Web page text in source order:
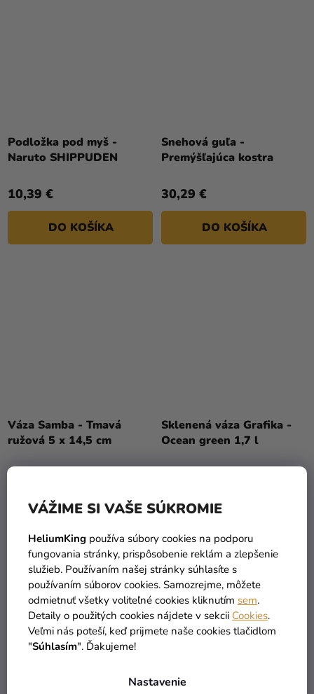
VÁŽIME SI VAŠE SÚKROMIE
HeliumKing používa súbory cookies na podporu
fungovania stránky, prispôsobenie reklám a zlepšenie
služieb. Používaním našej stránky súhlasíte s
používaním súborov cookies. Samozrejme, môžete
odmietnuť všetky voliteľné cookies kliknutím sem.
Detaily o použitých cookies nájdete v sekcii Cookies.
Veľmi nás poteší, keď prijmete naše cookies tlačidlom
"Súhlasím". Ďakujeme!
Nastavenie
Podložka pod myš -
Naruto SHIPPUDEN
10,39 €
DO KOŠÍKA
Snehová guľa -
Premýšľajúca kostra
30,29 €
DO KOŠÍKA
Váza Samba - Tmavá
ružová 5 x 14,5 cm
DO KOŠÍKA
Sklenená váza Grafika -
Ocean green 1,7 l
DO KOŠÍKA